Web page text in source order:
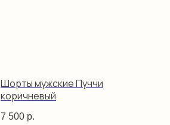
Шорты мужские Пуччи
коричневый
7 500 р.